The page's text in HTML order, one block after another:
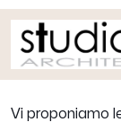
Vi proponiamo